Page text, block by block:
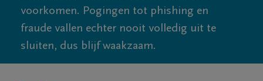
voorkomen. Pogingen tot phishing en
fraude vallen echter nooit volledig uit te
sluiten, dus blijf waakzaam.